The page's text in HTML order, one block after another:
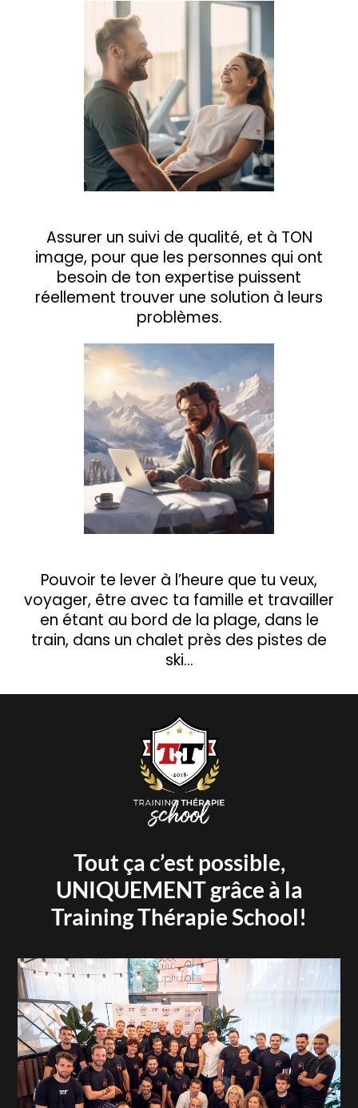
Assurer un suivi de qualité, et à TON
image, pour que les personnes qui ont
besoin de ton expertise puissent
réellement trouver une solution à leurs
problèmes.
Pouvoir te lever à l’heure que tu veux,
voyager, être avec ta famille et travailler
en étant au bord de la plage, dans le
train, dans un chalet près des pistes de
ski…
Tout ça c’est possible,
UNIQUEMENT grâce à la
Training Thérapie School!